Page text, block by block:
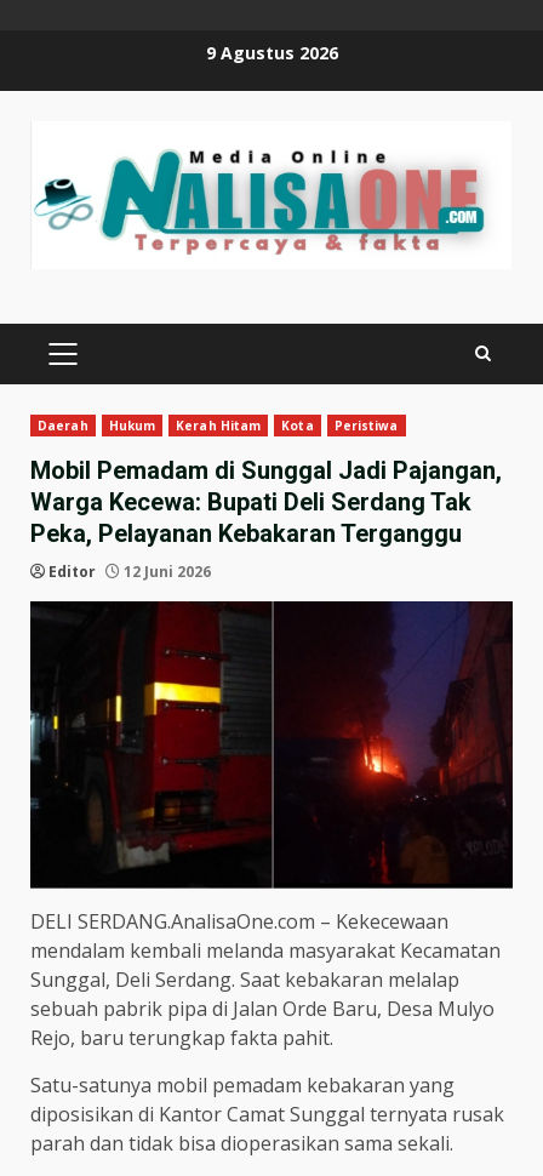
9 Agustus 2026
PRIMARY
Daerah Hukum Kerah Hitam Kota Peristiwa
Mobil Pemadam di Sunggal Jadi Pajangan,
Warga Kecewa: Bupati Deli Serdang Tak
Peka, Pelayanan Kebakaran Terganggu
Editor 12 Juni 2026
DELI SERDANG.AnalisaOne.com – Kekecewaan
mendalam kembali melanda masyarakat Kecamatan
Sunggal, Deli Serdang. Saat kebakaran melalap
sebuah pabrik pipa di Jalan Orde Baru, Desa Mulyo
Rejo, baru terungkap fakta pahit.
Satu-satunya mobil pemadam kebakaran yang
diposisikan di Kantor Camat Sunggal ternyata rusak
parah dan tidak bisa dioperasikan sama sekali.